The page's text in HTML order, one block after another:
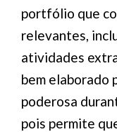
portfólio que
relevantes,
atividades
bem elaborado
poderosa
pois permite